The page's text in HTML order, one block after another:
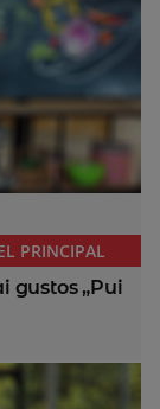
PRINCIPAL
gustos „Pui